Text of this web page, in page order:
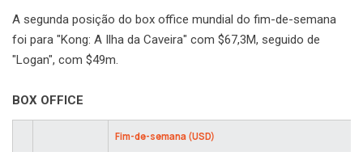
A segunda posição do box office mundial do fim-de-semana
foi para "Kong: A Ilha da Caveira" com $67,3M, seguido de
"Logan", com $49m.
BOX OFFICE
Fim-de-semana (USD)